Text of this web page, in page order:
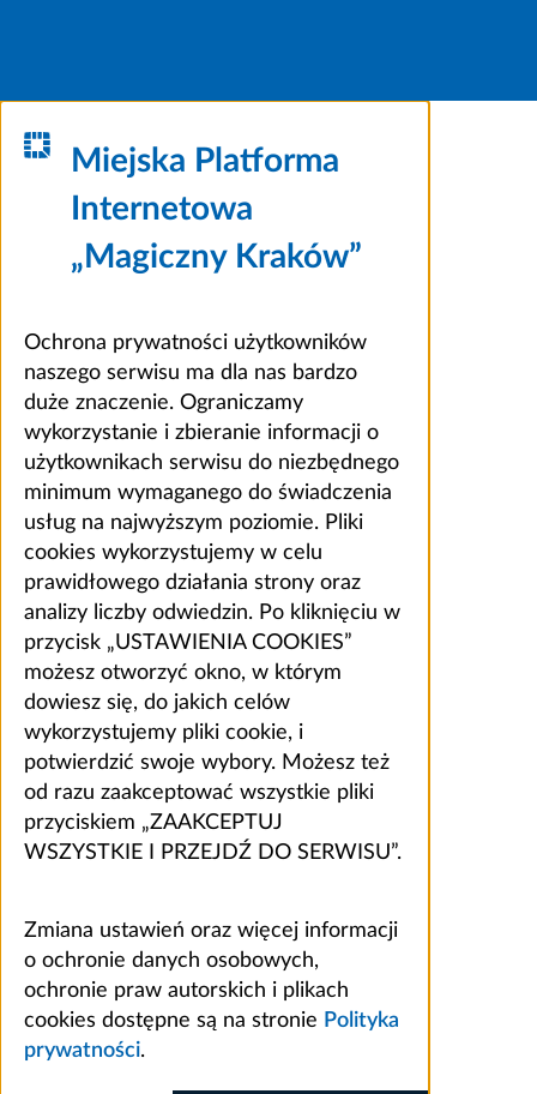
Miejska Platforma
Internetowa
„Magiczny Kraków”
Ochrona prywatności użytkowników
naszego serwisu ma dla nas bardzo
duże znaczenie. Ograniczamy
wykorzystanie i zbieranie informacji o
użytkownikach serwisu do niezbędnego
minimum wymaganego do świadczenia
usług na najwyższym poziomie. Pliki
cookies wykorzystujemy w celu
prawidłowego działania strony oraz
analizy liczby odwiedzin. Po kliknięciu w
przycisk „USTAWIENIA COOKIES”
możesz otworzyć okno, w którym
dowiesz się, do jakich celów
wykorzystujemy pliki cookie, i
potwierdzić swoje wybory. Możesz też
od razu zaakceptować wszystkie pliki
przyciskiem „ZAAKCEPTUJ
WSZYSTKIE I PRZEJDŹ DO SERWISU”.
Zmiana ustawień oraz więcej informacji
o ochronie danych osobowych,
ochronie praw autorskich i plikach
cookies dostępne są na stronie Polityka
prywatności.